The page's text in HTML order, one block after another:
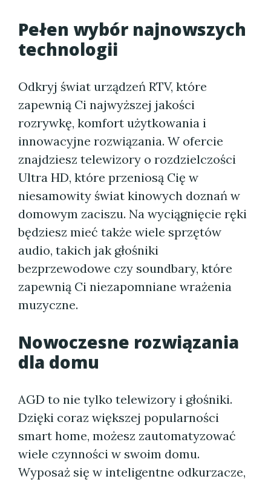
Pełen wybór najnowszych
technologii
Odkryj świat urządzeń RTV, które
zapewnią Ci najwyższej jakości
rozrywkę, komfort użytkowania i
innowacyjne rozwiązania. W ofercie
znajdziesz telewizory o rozdzielczości
Ultra HD, które przeniosą Cię w
niesamowity świat kinowych doznań w
domowym zaciszu. Na wyciągnięcie ręki
będziesz mieć także wiele sprzętów
audio, takich jak głośniki
bezprzewodowe czy soundbary, które
zapewnią Ci niezapomniane wrażenia
muzyczne.
Nowoczesne rozwiązania
dla domu
AGD to nie tylko telewizory i głośniki.
Dzięki coraz większej popularności
smart home, możesz zautomatyzować
wiele czynności w swoim domu.
Wyposaż się w inteligentne odkurzacze,